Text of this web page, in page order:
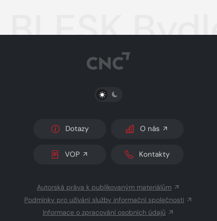
BLESK
PŘEPNOUT SVĚTLÝ/TMAVÝ REŽIM
Dotazy O nás
VOP Kontakty
Autorská práva k publikovaným materiálům
Podmínky pro užívání služby informační společnosti
Informace o zpracování osobních údajů